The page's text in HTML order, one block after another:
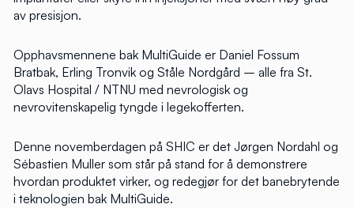
av presisjon.
Opphavsmennene bak MultiGuide er Daniel Fossum
Bratbak, Erling Tronvik og Ståle Nordgård – alle fra St.
Olavs Hospital / NTNU med nevrologisk og
nevrovitenskapelig tyngde i legekofferten.
Denne novemberdagen på SHIC er det Jørgen Nordahl og
Sébastien Muller som står på stand for å demonstrere
hvordan produktet virker, og redegjør for det banebrytende
i teknologien bak MultiGuide.